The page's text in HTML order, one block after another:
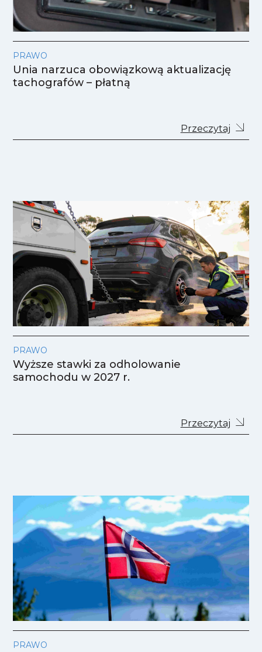
PRAWO
Unia narzuca obowiązkową aktualizację
tachografów – płatną
Przeczytaj
PRAWO
Wyższe stawki za odholowanie
samochodu w 2027 r.
Przeczytaj
PRAWO